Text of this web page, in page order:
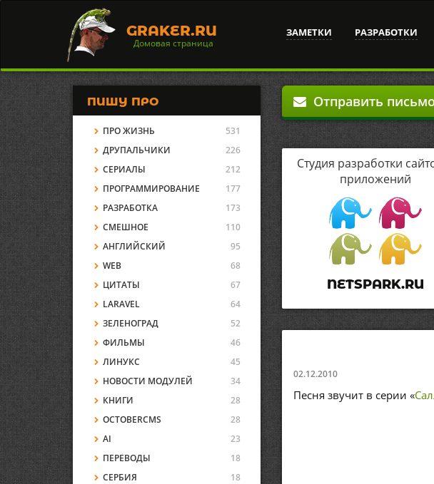
GRAKER.RU
Домовая страница
ЗАМЕТКИ РАЗРАБОТКИ
Отправить письмо
Студия разработки
приложений
NETSPARK.RU
02.12.2010
Песня звучит в серии «
ПИШУ ПРО
ПРО ЖИЗНЬ
531
ДРУПАЛЬЧИКИ
226
СЕРИАЛЫ
212
ПРОГРАММИРОВАНИЕ
177
РАЗРАБОТКА
173
СМЕШНОЕ
110
АНГЛИЙСКИЙ
95
WEB
68
ЦИТАТЫ
67
LARAVEL
64
ЗЕЛЕНОГРАД
52
ФИЛЬМЫ
46
ЛИНУКС
45
НОВОСТИ МОДУЛЕЙ
34
КНИГИ
28
OCTOBERCMS
28
AI
23
ПЕРЕВОДЫ
18
СЕРБИЯ
18